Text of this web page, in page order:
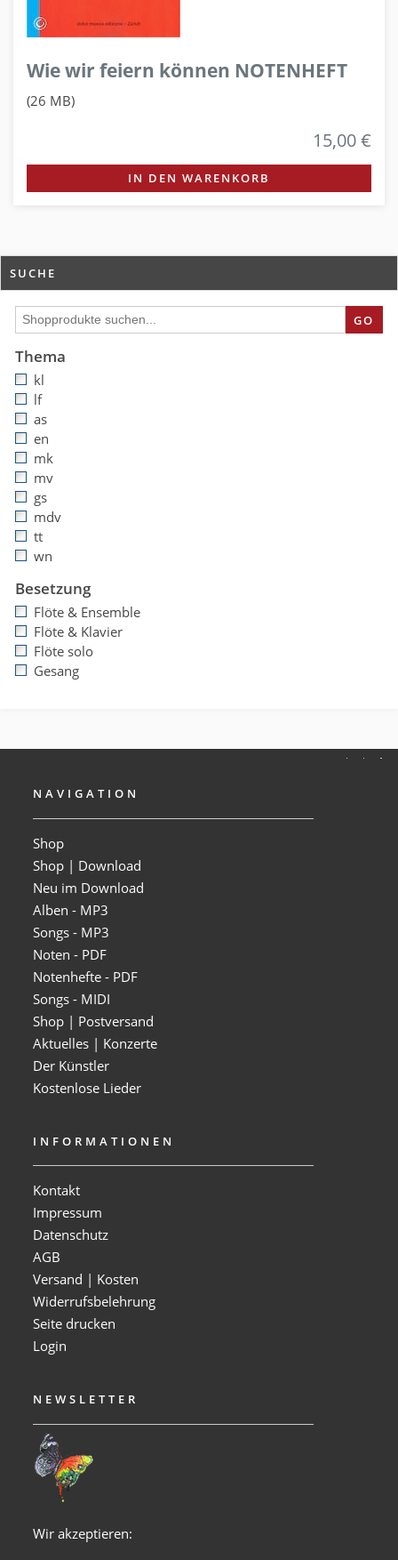
Wie wir feiern können NOTENHEFT
(26 MB)
15,00 €
IN DEN WARENKORB
SUCHE
GO
Thema
kl
lf
as
en
mk
mv
gs
mdv
tt
wn
Besetzung
Flöte & Ensemble
Flöte & Klavier
Flöte solo
Gesang
NAVIGATION
Shop
Shop | Download
Neu im Download
Alben - MP3
Songs - MP3
Noten - PDF
Notenhefte - PDF
Songs - MIDI
Shop | Postversand
Aktuelles | Konzerte
Der Künstler
Kostenlose Lieder
INFORMATIONEN
Kontakt
Impressum
Datenschutz
AGB
Versand | Kosten
Widerrufsbelehrung
Seite drucken
Login
NEWSLETTER
Wir akzeptieren: